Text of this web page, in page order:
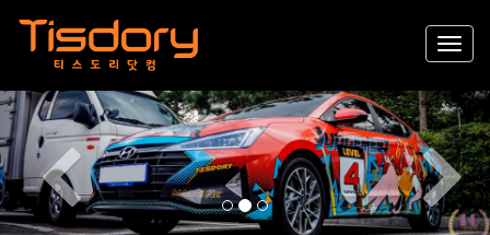
Previous